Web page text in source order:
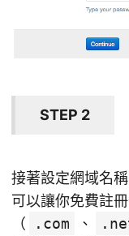
STEP 2
接著設定網域名
可以讓你免費註
（
.com 、